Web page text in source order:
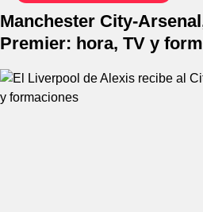
Manchester City-
Premier: hora, TV y